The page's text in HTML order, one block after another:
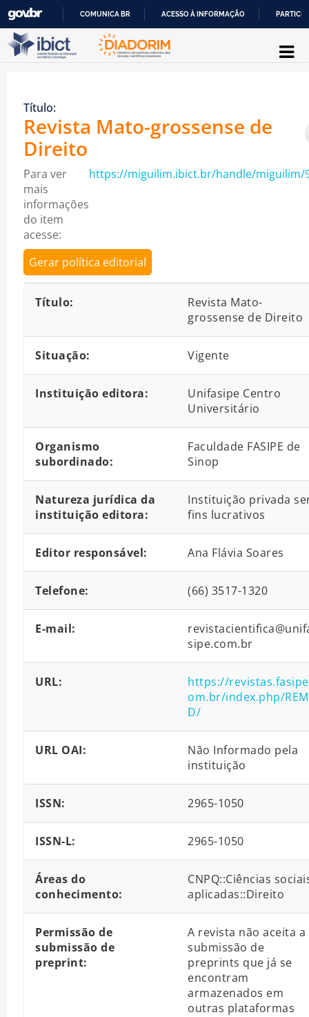
IR
COMUNICA BR ACESSO À INFORMAÇÃO
Pular para o conteúdo
Título:
Revista Mato-grossense de
Direito
Para ver
mais
informações
do item
acesse:
https://miguilim.ibict.br/handle/miguilim/
Gerar política editorial
Título:
Revista Mato-
grossense de Direito
Situação: Vigente
Instituição editora:
Unifasipe Centro
Universitário
Organismo
subordinado:
Faculdade FASIPE de
Sinop
Natureza jurídica da
instituição editora:
Instituição privada
fins lucrativos
Editor responsável: Ana Flávia Soares
Telefone: (66) 3517-1320
E-mail:
sipe.com.br
URL:
https://
om.br/index.php/
D/
URL OAI:
Não Informado pela
instituição
ISSN: 2965-1050
ISSN-L: 2965-1050
Áreas do
conhecimento:
CNPQ::Ciências
aplicadas::Direito
Permissão de
submissão de
preprint:
A revista não aceita a
submissão de
preprints que já se
encontram
armazenados em
outras plataformas